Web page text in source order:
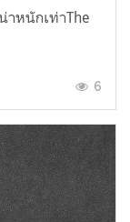
าหนักเท่าThe
6